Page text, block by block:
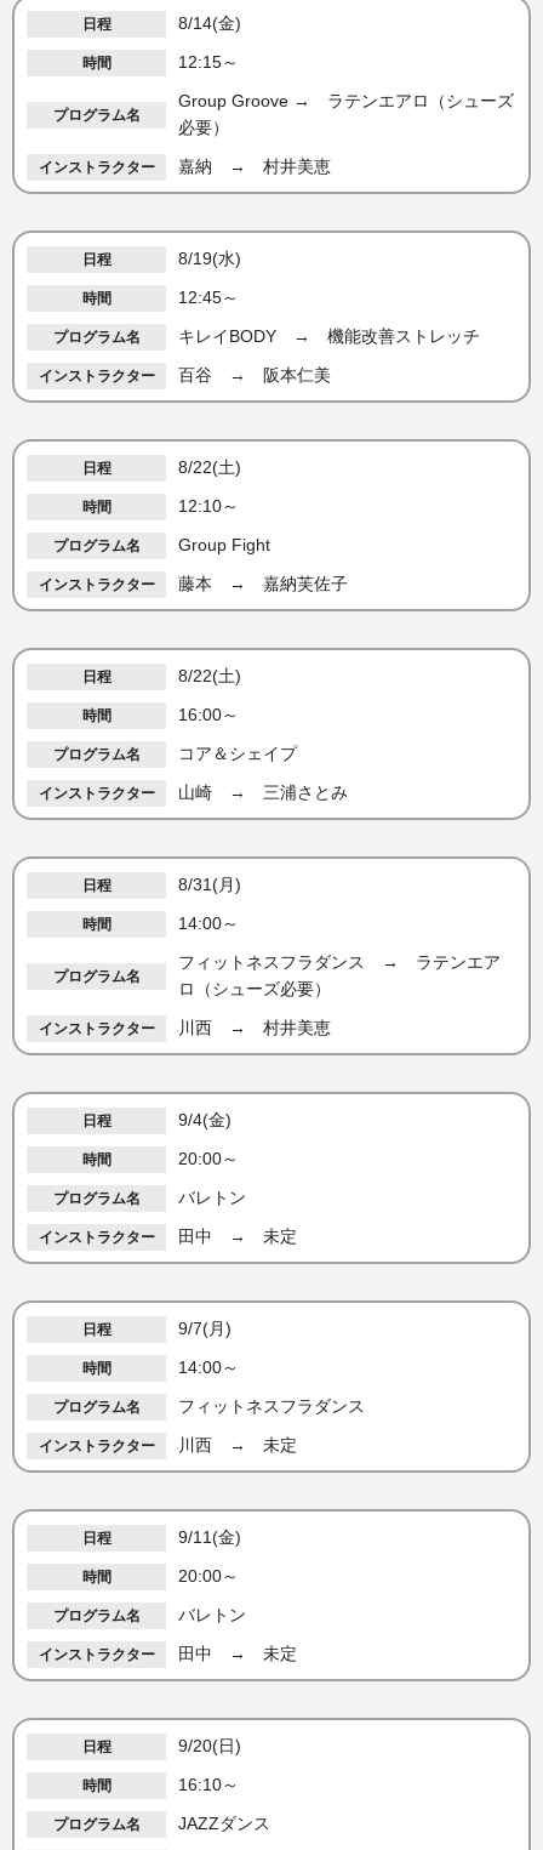
8/14(金)
12:15～
Group Groove → ラテンエアロ（シューズ
必要）
嘉納 → 村井美恵
8/19(水)
12:45～
キレイBODY → 機能改善ストレッチ
百谷 → 阪本仁美
8/22(土)
12:10～
Group Fight
藤本 → 嘉納芙佐子
8/22(土)
16:00～
コア＆シェイプ
山崎 → 三浦さとみ
8/31(月)
14:00～
フィットネスフラダンス → ラテンエア
ロ（シューズ必要）
川西 → 村井美恵
9/4(金)
20:00～
バレトン
田中 → 未定
9/7(月)
14:00～
フィットネスフラダンス
川西 → 未定
9/11(金)
20:00～
バレトン
田中 → 未定
9/20(日)
16:10～
JAZZダンス